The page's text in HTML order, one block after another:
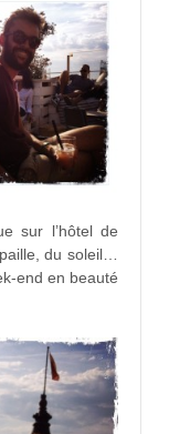
sur l’hôtel de
du soleil…
end en beauté